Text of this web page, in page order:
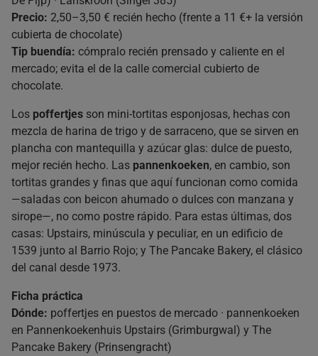
Precio: 2,50–3,50 € recién hecho (frente a 11 €+ la versión
cubierta de chocolate)
Tip buendía: cómpralo recién prensado y caliente en el
mercado; evita el de la calle comercial cubierto de
chocolate.
Los poffertjes son mini-tortitas esponjosas, hechas con
mezcla de harina de trigo y de sarraceno, que se sirven en
plancha con mantequilla y azúcar glas: dulce de puesto,
mejor recién hecho. Las pannenkoeken, en cambio, son
tortitas grandes y finas que aquí funcionan como comida
—saladas con beicon ahumado o dulces con manzana y
sirope—, no como postre rápido. Para estas últimas, dos
casas: Upstairs, minúscula y peculiar, en un edificio de
1539 junto al Barrio Rojo; y The Pancake Bakery, el clásico
del canal desde 1973.
Ficha práctica
Dónde: poffertjes en puestos de mercado · pannenkoeken
en Pannenkoekenhuis Upstairs (Grimburgwal) y The
Pancake Bakery (Prinsengracht)